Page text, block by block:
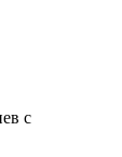
с